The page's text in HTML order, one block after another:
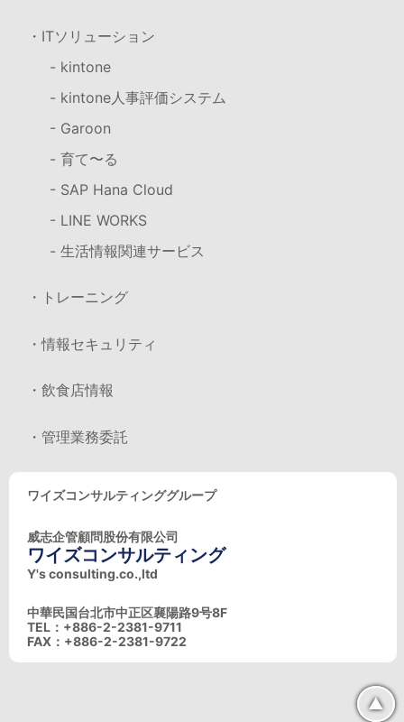
・ITソリューション
- kintone
- kintone人事評価システム
- Garoon
- 育て〜る
- SAP Hana Cloud
- LINE WORKS
- 生活情報関連サービス
・トレーニング
・情報セキュリティ
・飲食店情報
・管理業務委託
ワイズコンサルティンググループ
威志企管顧問股份有限公司
ワイズコンサルティング
Y's consulting.co.,ltd
中華民国台北市中正区襄陽路9号8F
TEL：+886-2-2381-9711
FAX：+886-2-2381-9722
▲